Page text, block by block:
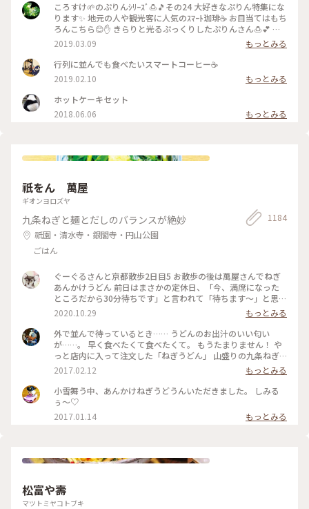
ころすけ🌱のぷりんｼﾘｰｽﾞ🍮🎵その24 大好きなぷりん特集にな
ります✨ 地元の人や観光客に人気のｽﾏｰﾄ珈琲☕️ お目当てはもち
ろんこちら😊✋ きらりと光るぷっくりしたぷりんさん🍮💕 固
めで卵を感じる昔ながらのお味です😊ｶﾗﾒﾙｿｰｽはとても優しく
苦味がなくて美味しかった～(*´∀｀*)🎶 ｶﾞﾗｽのお皿もお店の
昭和ﾚﾄﾛな雰囲気にぴったり合っていました💓たまごｻﾝﾄﾞもﾎｯﾄ
ｹｰｷも美味しくて京都に来たらおすすめな喫茶店です🍴 #スマ
ート珈琲 #ぷりん #プリン #昔ながら #光る #レトロ #昭和レト
ロ #喫茶店 #お目当て #自家製 #京都 #ぷりんシリーズ
2019.03.09
もっとみる
行列に並んでも食べたいスマートコーヒー☕️
2019.02.10
もっとみる
ホットケーキセット
2018.06.06
もっとみる
祇をん 萬屋
ギオンヨロズヤ
九条ねぎと麺とだしのバランスが絶妙
祇園・清水寺・銀閣寺・円山公園
ごはん
1184
ぐーぐるさんと京都散歩2日目5 お散歩の後は萬屋さんでねぎ
あんかけうどん 前日はまさかの定休日、「今、満席になった
ところだから30分待ちです」と言われて「待ちます〜」と思わ
ず♡︎😆 検温もして無事にいただきました❣️ #小さな秋 #京都 #
食欲の秋
2020.10.29
もっとみる
外で並んで待っているとき…… うどんのお出汁のいい匂い
が……。 早く食べたくて食べたくて。 もうたまりません！ や
っと店内に入って注文した「ねぎうどん」 山盛りの九条ねぎ
と、おろし生姜がのってやってきました！ あ～～もう幸せ
～！ 出汁の匂いを嗅ぎながら、ねぎと生姜、ねぎとうどん、
出汁の順で、あっという間に平らげてしまいました。 食べ終
わったときに友人と目を合わせて笑顔でほっこり！ 身も心も
2017.02.12
もっとみる
小雪舞う中、あんかけねぎうどうんいただきました。 しみる
ぅ〜♡
2017.01.14
もっとみる
松富や壽
マツトミヤコトブキ